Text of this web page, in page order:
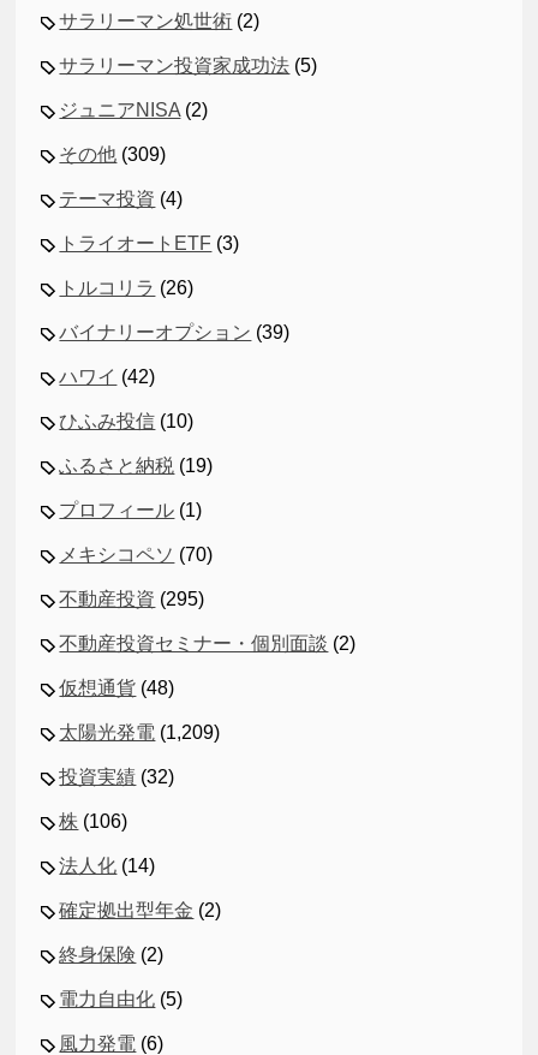
サラリーマン処世術 (2)
サラリーマン投資家成功法 (5)
ジュニアNISA (2)
その他 (309)
テーマ投資 (4)
トライオートETF (3)
トルコリラ (26)
バイナリーオプション (39)
ハワイ (42)
ひふみ投信 (10)
ふるさと納税 (19)
プロフィール (1)
メキシコペソ (70)
不動産投資 (295)
不動産投資セミナー・個別面談 (2)
仮想通貨 (48)
太陽光発電 (1,209)
投資実績 (32)
株 (106)
法人化 (14)
確定拠出型年金 (2)
終身保険 (2)
電力自由化 (5)
風力発電 (6)